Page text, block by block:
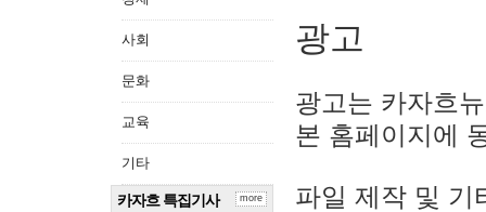
사회
문화
교육
기타
카자흐 특집기사 more
광고
광고는 카자흐
본 홈페이지에
파일 제작 및 기